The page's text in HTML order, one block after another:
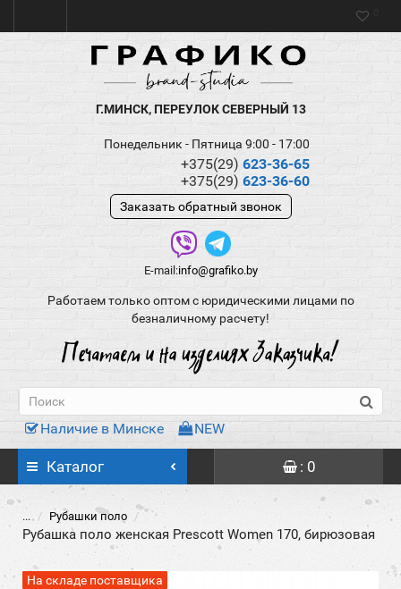
Г.МИНСК, ПЕРЕУЛОК СЕВЕРНЫЙ 13
Понедельник - Пятница 9:00 - 17:00
+375(29) 623-36-65
+375(29) 623-36-60
Заказать обратный звонок
E-mail:info@grafiko.by
Работаем только оптом с юридическими лицами по
безналичному расчету!
Наличие в Минске NEW
Каталог : 0
... Рубашки поло
Рубашка поло женская Prescott Women 170, бирюзовая
На складе поставщика